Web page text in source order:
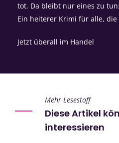
tot. Da bleibt nur eines zu
Ein heiterer Krimi für alle, die
Jetzt überall im Handel
Mehr Lesestoff
Diese Artikel
interessieren